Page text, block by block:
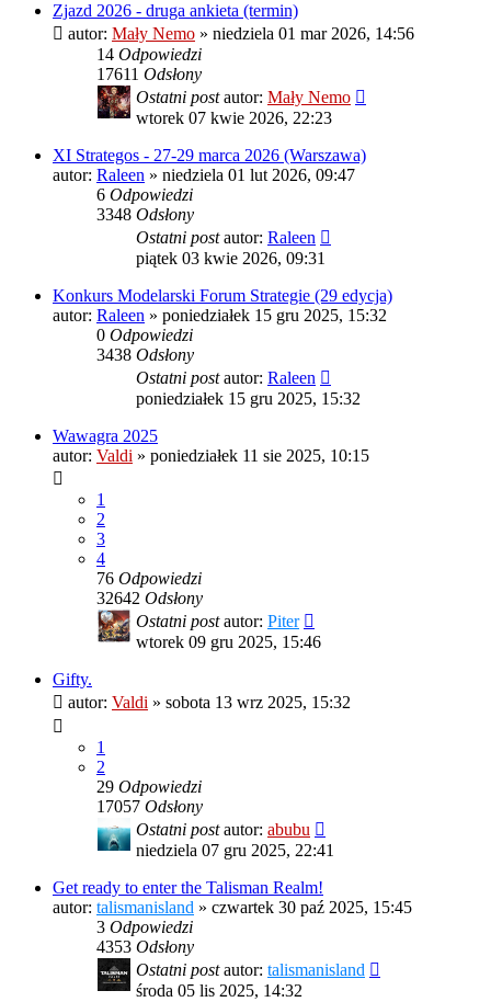
Zjazd 2026 - druga ankieta (termin)
autor: Mały Nemo » niedziela 01 mar 2026, 14:56
14 Odpowiedzi
17611 Odsłony
Ostatni postautor: Mały Nemo
wtorek 07 kwie 2026, 22:23
XI Strategos - 27-29 marca 2026 (Warszawa)
autor: Raleen » niedziela 01 lut 2026, 09:47
6 Odpowiedzi
3348 Odsłony
Ostatni postautor: Raleen
piątek 03 kwie 2026, 09:31
Konkurs Modelarski Forum Strategie (29 edycja)
autor: Raleen » poniedziałek 15 gru 2025, 15:32
0 Odpowiedzi
3438 Odsłony
Ostatni postautor: Raleen
poniedziałek 15 gru 2025, 15:32
Wawagra 2025
autor: Valdi » poniedziałek 11 sie 2025, 10:15
1
2
3
4
76 Odpowiedzi
32642 Odsłony
Ostatni postautor: Piter
wtorek 09 gru 2025, 15:46
Gifty.
autor: Valdi » sobota 13 wrz 2025, 15:32
1
2
29 Odpowiedzi
17057 Odsłony
Ostatni postautor: abubu
niedziela 07 gru 2025, 22:41
Get ready to enter the Talisman Realm!
autor: talismanisland » czwartek 30 paź 2025, 15:45
3 Odpowiedzi
4353 Odsłony
Ostatni postautor: talismanisland
środa 05 lis 2025, 14:32